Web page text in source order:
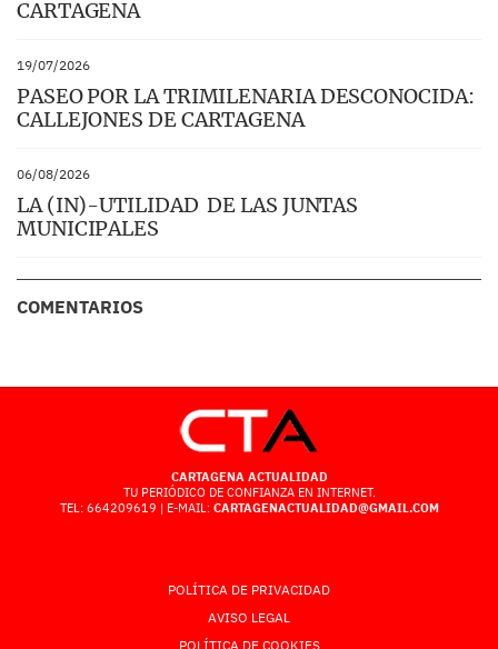
CARTAGENA
19/07/2026
PASEO POR LA TRIMILENARIA DESCONOCIDA:
CALLEJONES DE CARTAGENA
06/08/2026
LA (IN)-UTILIDAD DE LAS JUNTAS
MUNICIPALES
COMENTARIOS
CARTAGENA ACTUALIDAD
TU PERIÓDICO DE CONFIANZA EN INTERNET.
TEL: 664209619 | E-MAIL: CARTAGENACTUALIDAD@GMAIL.COM
POLÍTICA DE PRIVACIDAD
AVISO LEGAL
POLÍTICA DE COOKIES